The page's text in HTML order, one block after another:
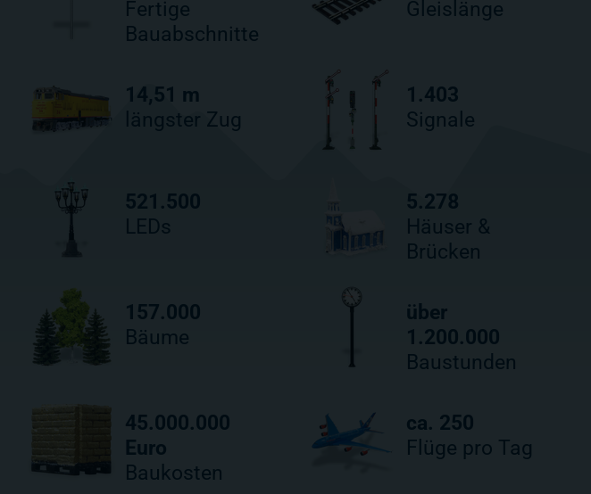
Fertige
Bauabschnitte
Gleislänge
14,51 m
längster Zug
1.403
Signale
521.500
LEDs
5.278
Häuser &
Brücken
157.000
Bäume
über
1.200.000
Baustunden
45.000.000
Euro
Baukosten
ca. 250
Flüge pro Tag